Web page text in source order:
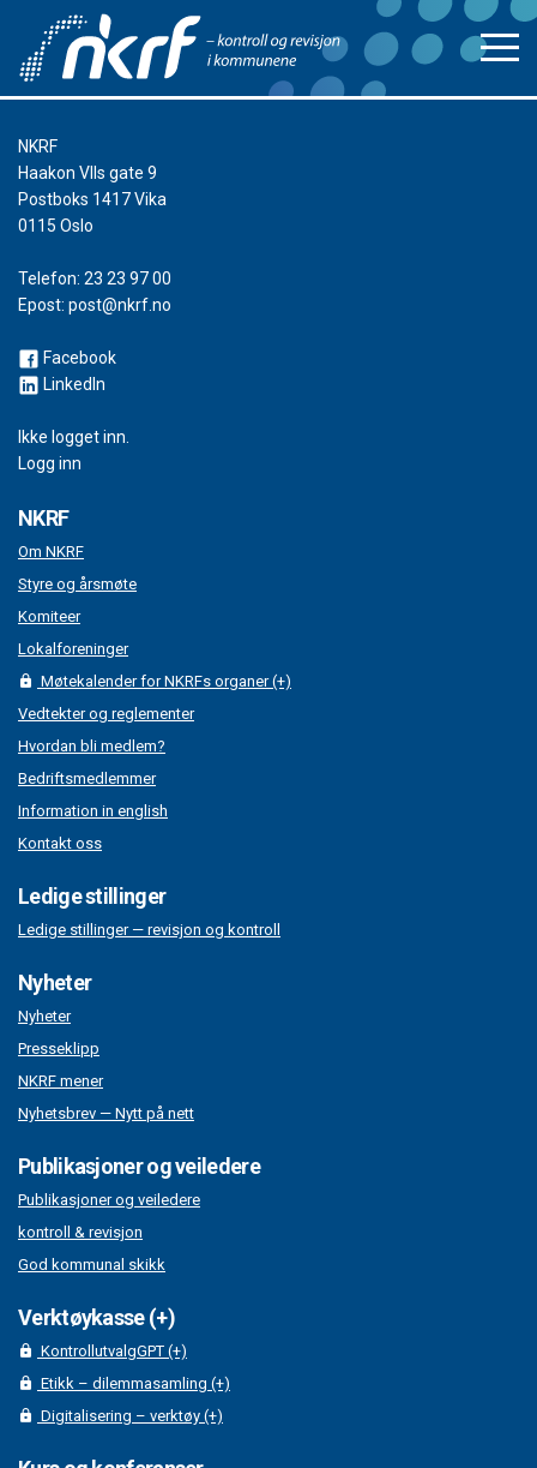
NKRF
Haakon VIIs gate 9
Postboks 1417 Vika
0115 Oslo
Telefon: 23 23 97 00
Epost: post@nkrf.no
Facebook
LinkedIn
Ikke logget inn.
Logg inn
NKRF
Om NKRF
Styre og årsmøte
Komiteer
Lokalforeninger
Møtekalender for NKRFs organer (+)
Vedtekter og reglementer
Hvordan bli medlem?
Bedriftsmedlemmer
Information in english
Kontakt oss
Ledige stillinger
Ledige stillinger — revisjon og kontroll
Nyheter
Nyheter
Presseklipp
NKRF mener
Nyhetsbrev — Nytt på nett
Publikasjoner og veiledere
Publikasjoner og veiledere
kontroll & revisjon
God kommunal skikk
Verktøykasse (+)
KontrollutvalgGPT (+)
Etikk – dilemmasamling (+)
Digitalisering – verktøy (+)